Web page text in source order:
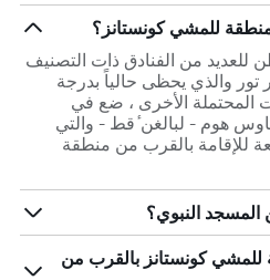
للمشي كونستانز؟
من الفنادق ذات التصنيف
تور والذي يحظى حالياً بدرجة
للإقامات المحتملة الأخرى ، ضع في
وبوردينج هاوس هوم - لبالغن ٔقط - والتي
للإقامة بالقرب من منطقة
المسجد النبوي؟
للمشي كونستانز بالقرب من